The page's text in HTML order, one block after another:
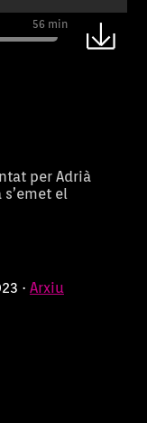
56 min
56 min
per Adrià
el
· Arxiu